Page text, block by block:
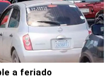
a feriado